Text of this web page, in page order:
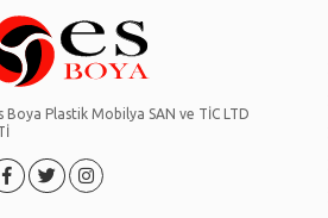
Boya Plastik Mobilya SAN ve TİC LTD